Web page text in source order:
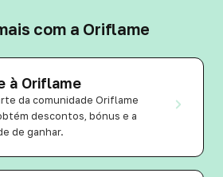
com a Oriflame
à Oriflame
da comunidade Oriflame
descontos, bónus e a
de ganhar.